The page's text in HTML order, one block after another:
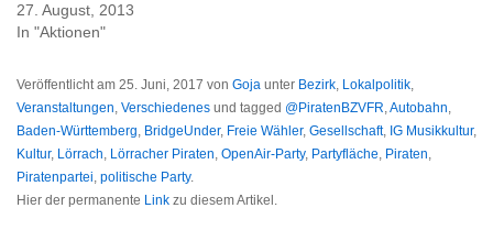
27. August, 2013
In "Aktionen"
Veröffentlicht am 25. Juni, 2017 von Goja unter Bezirk, Lokalpolitik,
Veranstaltungen, Verschiedenes und tagged @PiratenBZVFR,Autobahn,
Baden-Württemberg, BridgeUnder, Freie Wähler, Gesellschaft, IG Musikkultur,
Kultur, Lörrach, Lörracher Piraten, OpenAir-Party, Partyfläche, Piraten,
Piratenpartei, politische Party.
Hier der permanente Link zu diesem Artikel.